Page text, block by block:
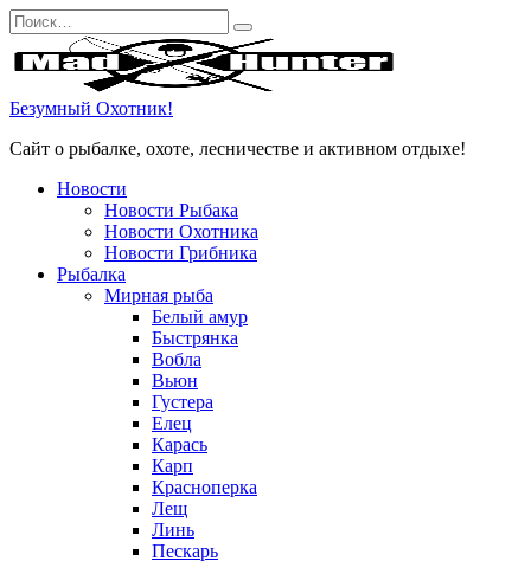
Перейти
к
содержанию
Search
for:
Безумный Охотник!
Сайт о рыбалке, охоте, лесничестве и активном отдыхе!
Новости
Новости Рыбака
Новости Охотника
Новости Грибника
Рыбалка
Мирная рыба
Белый амур
Быстрянка
Вобла
Вьюн
Густера
Елец
Карась
Карп
Красноперка
Лещ
Линь
Пескарь